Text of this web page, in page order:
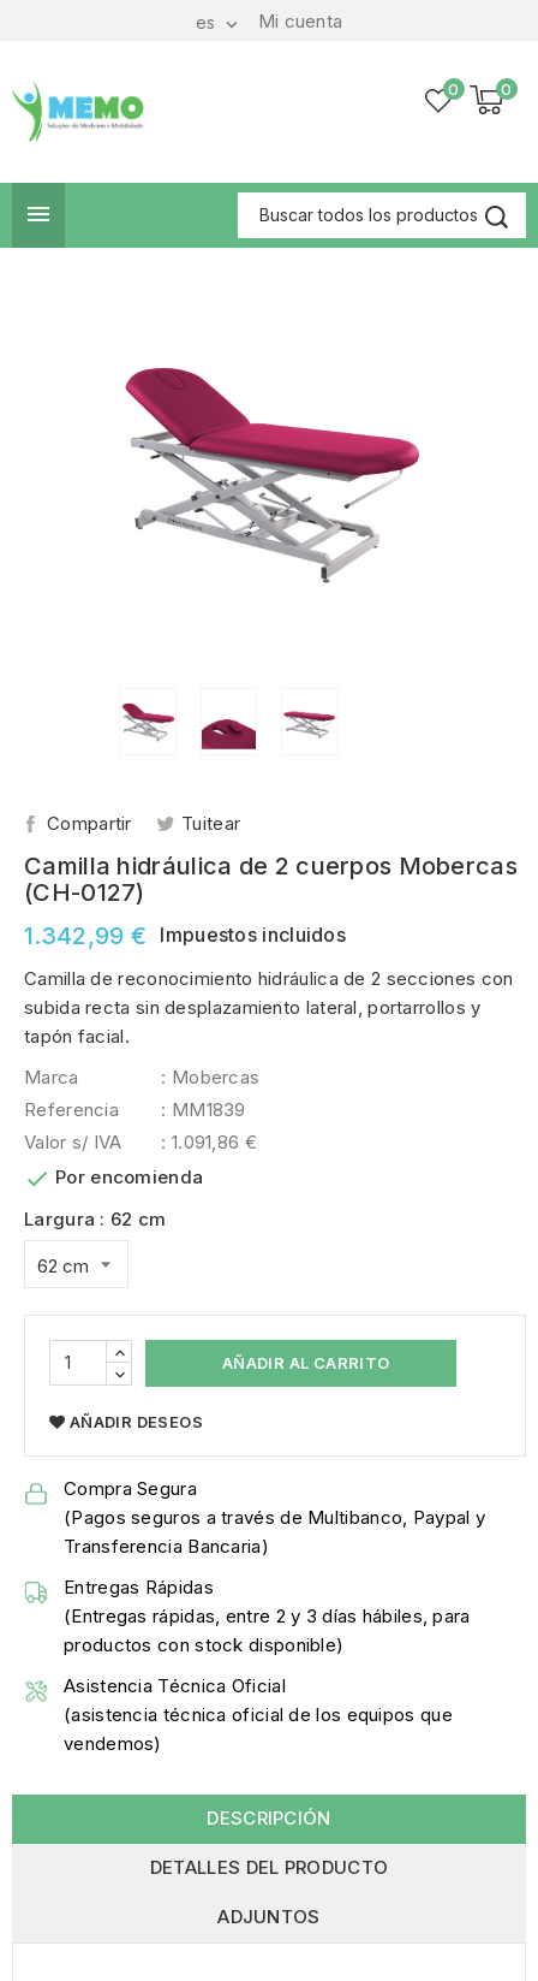
Mi cuenta
es 
0
0

Compartir Tuitear
Camilla hidráulica de 2 cuerpos Mobercas
(CH-0127)
1.342,99 €
Impuestos incluidos
Camilla de reconocimiento hidráulica de 2 secciones con
subida recta sin desplazamiento lateral, portarrollos y
tapón facial.
Marca
: Mobercas
Referencia
: MM1839
Valor s/ IVA
: 1.091,86 €
 Por encomienda
Largura : 62 cm
AÑADIR AL CARRITO
AÑADIR DESEOS
Compra Segura
(Pagos seguros a través de Multibanco, Paypal y
Transferencia Bancaria)
Entregas Rápidas
(Entregas rápidas, entre 2 y 3 días hábiles, para
productos con stock disponible)
Asistencia Técnica Oficial
(asistencia técnica oficial de los equipos que
vendemos)
DESCRIPCIÓN
DETALLES DEL PRODUCTO
ADJUNTOS